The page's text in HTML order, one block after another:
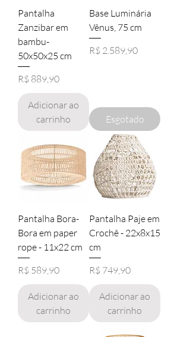
Pantalha
Zanzibar em
bambu-
50x50x25 cm
Preço
R$ 889,90
Adicionar ao
carrinho
Base Luminária
Vênus, 75 cm
Preço
R$ 2.589,90
Esgotado
Pantalha Bora-
Bora em paper
rope - 11x22 cm
Preço
R$ 589,90
Adicionar ao
carrinho
Pantalha Paje em
Crochê - 22x8x15
cm
Preço
R$ 749,90
Adicionar ao
carrinho